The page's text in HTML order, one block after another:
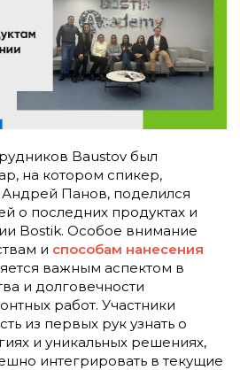
Baustov был
на котором спикер,
Панов, поделился
о последних продуктах и
Bostik. Особое внимание
и способам нанесения
важным аспектом в
и долговечности
работ. Участники
из первых рук узнать о
и уникальных решениях,
интегрировать в текущие